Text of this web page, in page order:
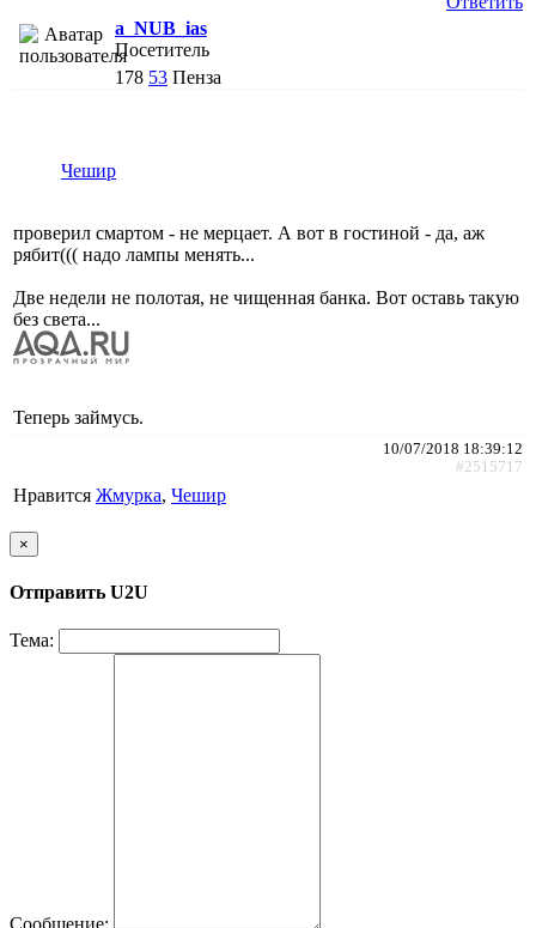
a_NUB_ias
Посетитель
178 53 Пенза
Чешир
проверил смартом - не мерцает. А вот в гостиной - да, аж
рябит((( надо лампы менять...
Две недели не полотая, не чищенная банка. Вот оставь такую
без света...
Теперь займусь.
10/07/2018 18:39:12
#2515717
Нравится Жмурка, Чешир
×
Отправить U2U
Тема: